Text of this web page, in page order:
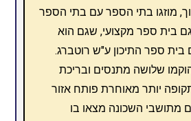
מוזגו בתי הספר עם בתי הספר
גם בית ספר מקצועי, שגם הוא
בית ספר התיכון ע"ש רוטברג.
שלושה מתנסים ובריכת
יותר מאוחרת פותח אזור
מתושבי השכונה מצאו בו